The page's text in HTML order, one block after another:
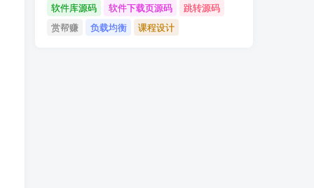
软件库源码
软件下载页源码
跳转源码
赏帮赚
负载均衡 课程设计